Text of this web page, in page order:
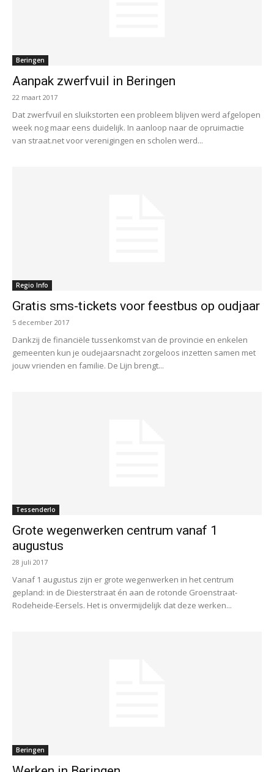
Beringen
Aanpak zwerfvuil in Beringen
22 maart 2017
Dat zwerfvuil en sluikstorten een probleem blijven werd afgelopen
week nog maar eens duidelijk. In aanloop naar de opruimactie
van straat.net voor verenigingen en scholen werd...
Regio Info
Gratis sms-tickets voor feestbus op oudjaar
5 december 2017
Dankzij de financiële tussenkomst van de provincie en enkelen
gemeenten kun je oudejaarsnacht zorgeloos inzetten samen met
jouw vrienden en familie. De Lijn brengt...
Tessenderlo
Grote wegenwerken centrum vanaf 1
augustus
28 juli 2017
Vanaf 1 augustus zijn er grote wegenwerken in het centrum
gepland: in de Diesterstraat én aan de rotonde Groenstraat-
Rodeheide-Eersels. Het is onvermijdelijk dat deze werken...
Beringen